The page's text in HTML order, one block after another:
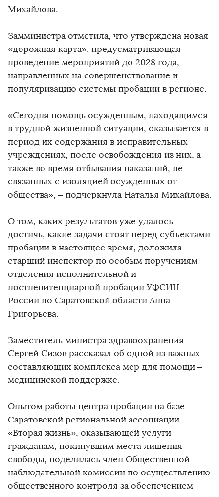
Михайлова.
Замминистра отметила, что утверждена новая
«дорожная карта», предусматривающая
проведение мероприятий до 2028 года,
направленных на совершенствование и
популяризацию системы пробации в регионе.
«Сегодня помощь осужденным, находящимся
в трудной жизненной ситуации, оказывается в
период их содержания в исправительных
учреждениях, после освобождения из них, а
также во время отбывания наказаний, не
связанных с изоляцией осужденных от
общества», – подчеркнула Наталья Михайлова.
О том, каких результатов уже удалось
достичь, какие задачи стоят перед субъектами
пробации в настоящее время, доложила
старший инспектор по особым поручениям
отделения исполнительной и
постпенитенциарной пробации УФСИН
России по Саратовской области Анна
Григорьева.
Заместитель министра здравоохранения
Сергей Сизов рассказал об одной из важных
составляющих комплекса мер для помощи –
медицинской поддержке.
Опытом работы центра пробации на базе
Саратовской региональной ассоциации
«Вторая жизнь», оказывающей услуги
гражданам, покинувшим места лишения
свободы, поделилась член Общественной
наблюдательной комиссии по осуществлению
общественного контроля за обеспечением